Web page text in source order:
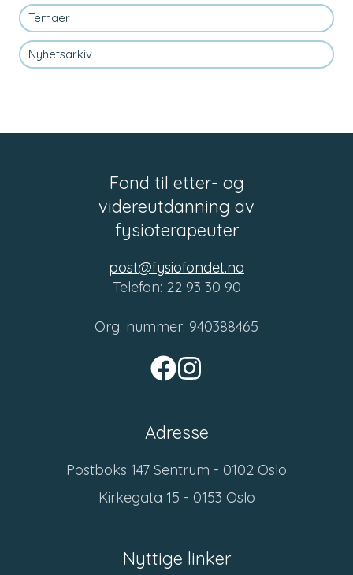
Temaer
Nyhetsarkiv
Fond til etter- og
videreutdanning av
fysioterapeuter
post@fysiofondet.no
Telefon: 22 93 30 90
Org. nummer: 940388465
Adresse
Postboks 147 Sentrum - 0102 Oslo
Kirkegata 15 - 0153 Oslo
Nyttige linker